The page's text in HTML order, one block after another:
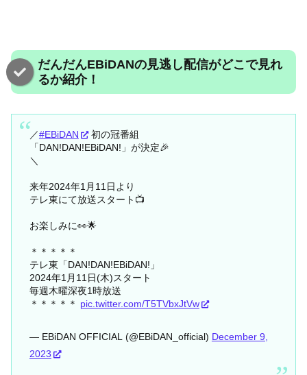
だんだんEBiDANの見逃し配信がどこで見れ
るか紹介！
／#EBiDAN
初の冠番組
「DAN!DAN!EBiDAN!」が決定🎉
＼
来年2024年1月11日より
テレ東にて放送スタート📺
お楽しみに👀🌟
＊＊＊＊＊
テレ東「DAN!DAN!EBiDAN!」
2024年1月11日(木)スタート
毎週木曜深夜1時放送
＊＊＊＊＊ pic.twitter.com/T5TVbxJtVw
— EBiDAN OFFICIAL (@EBiDAN_official) December 9,
2023